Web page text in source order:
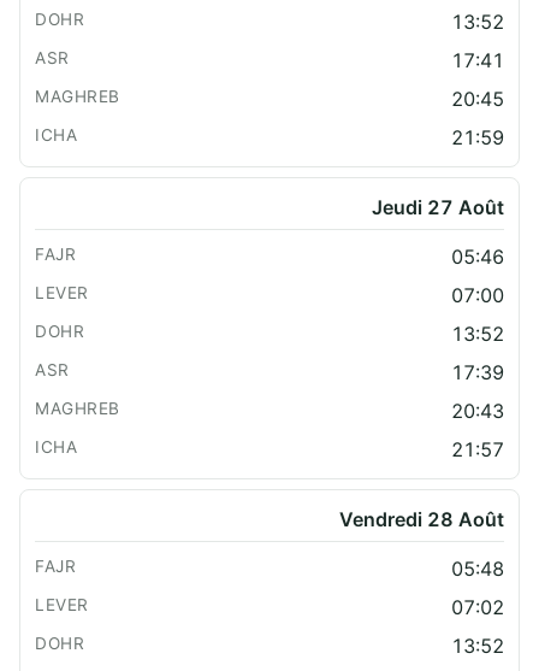
13:52
17:41
20:45
21:59
Jeudi 27 Août
05:46
07:00
13:52
17:39
20:43
21:57
Vendredi 28 Août
05:48
07:02
13:52